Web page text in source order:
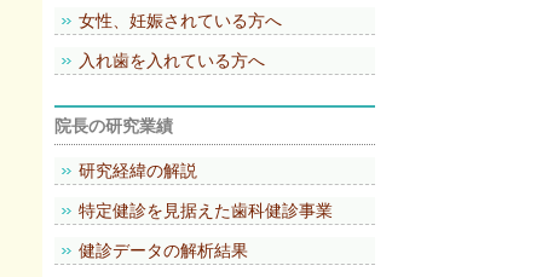
女性、妊娠されている方へ
入れ歯を入れている方へ
院長の研究業績
研究経緯の解説
特定健診を見据えた歯科健診事業
健診データの解析結果